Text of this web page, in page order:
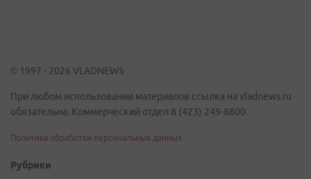
© 1997 - 2026 VLADNEWS
При любом использовании материалов ссылка на vladnews.ru
обязательна. Коммерческий отдел 8 (423) 249-8800
Политика обработки персональных данных
Рубрики